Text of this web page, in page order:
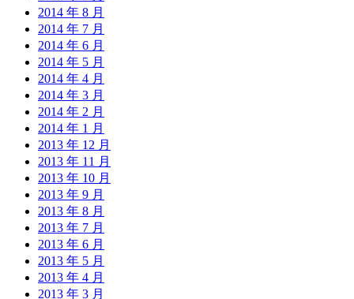
2014 年 8 月
2014 年 7 月
2014 年 6 月
2014 年 5 月
2014 年 4 月
2014 年 3 月
2014 年 2 月
2014 年 1 月
2013 年 12 月
2013 年 11 月
2013 年 10 月
2013 年 9 月
2013 年 8 月
2013 年 7 月
2013 年 6 月
2013 年 5 月
2013 年 4 月
2013 年 3 月